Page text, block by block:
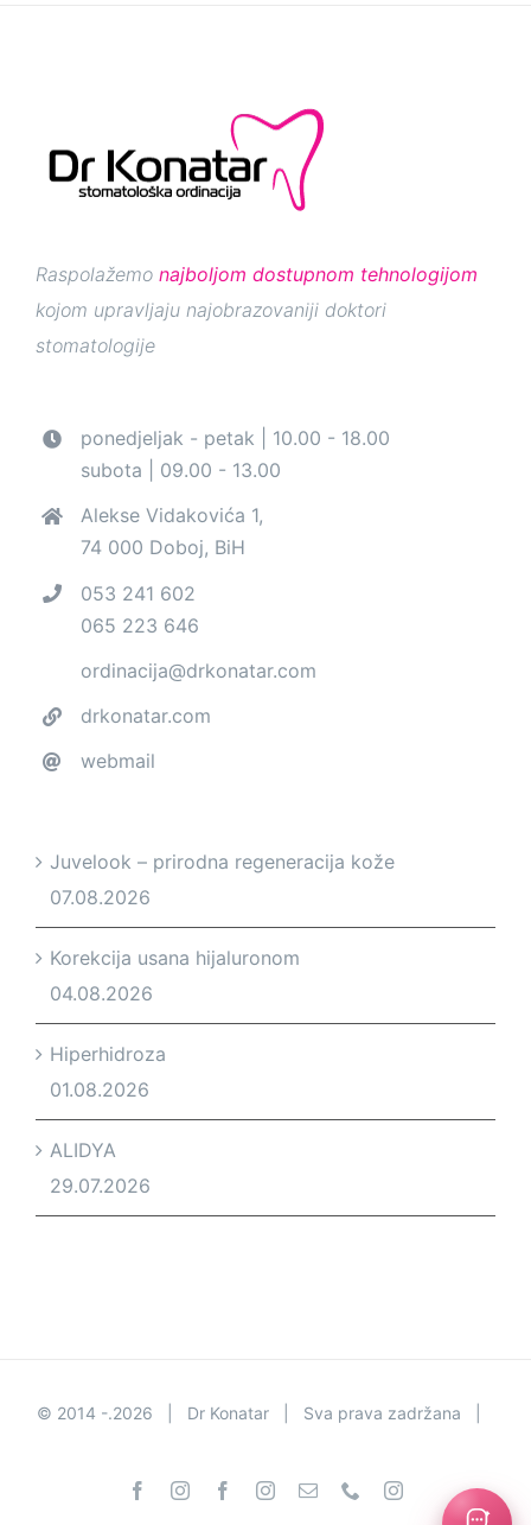
Raspolažemo najboljom dostupnom tehnologijom
kojom upravljaju najobrazovaniji doktori
stomatologije
ponedjeljak - petak | 10.00 - 18.00
subota | 09.00 - 13.00
Alekse Vidakovića 1,
74 000 Doboj, BiH
053 241 602
065 223 646
ordinacija@drkonatar.com
drkonatar.com
webmail
Juvelook – prirodna regeneracija kože
07.08.2026
Korekcija usana hijaluronom
04.08.2026
Hiperhidroza
01.08.2026
ALIDYA
29.07.2026
© 2014 -.2026 | Dr Konatar | Sva prava zadržana |
FacebookInstagramFacebookInstagram
Email PhoneInstagram